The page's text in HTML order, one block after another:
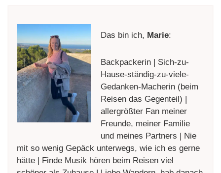
Das bin ich, Marie:
Backpackerin | Sich-zu-
Hause-ständig-zu-viele-
Gedanken-Macherin (beim
Reisen das Gegenteil) |
allergrößter Fan meiner
Freunde, meiner Familie
und meines Partners | Nie
mit so wenig Gepäck unterwegs, wie ich es gerne
hätte | Finde Musik hören beim Reisen viel